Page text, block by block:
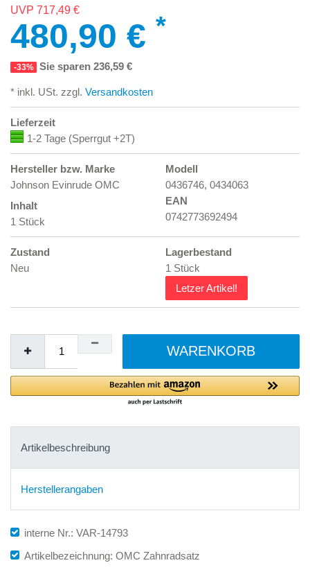
UVP 717,49 €
480,90 € *
-33% Sie sparen 236,59 €
* inkl. USt. zzgl. Versandkosten
Lieferzeit
1-2 Tage (Sperrgut +2T)
Hersteller bzw. Marke
Johnson Evinrude OMC
Inhalt
1 Stück
Modell
0436746, 0434063
EAN
0742773692494
Zustand
Neu
Lagerbestand
1 Stück
Letzer Artikel!
WARENKORB
Artikelbeschreibung
Herstellerangaben
interne Nr.: VAR-14793
Artikelbezeichnung: OMC Zahnradsatz